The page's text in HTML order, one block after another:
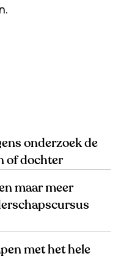
onderzoek de
of dochter
maar meer
met het hele